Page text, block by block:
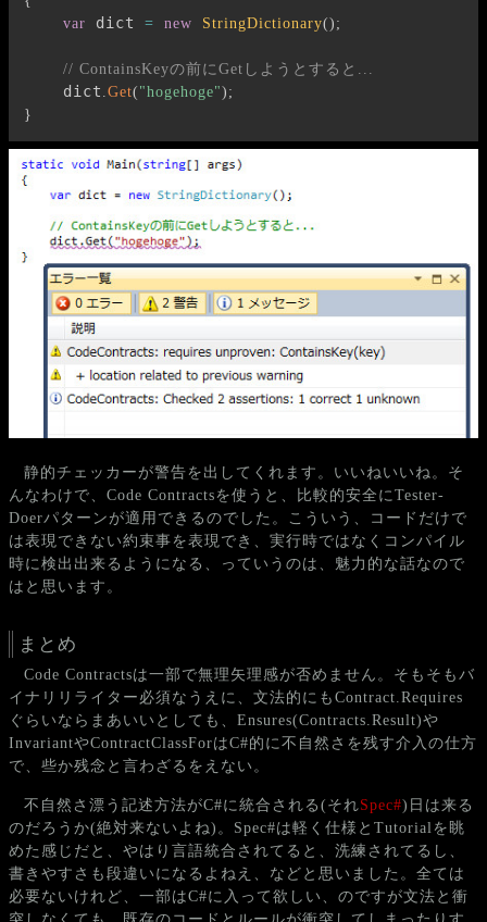
var dict = new StringDictionary() ;
// ContainsKeyの前にGetしようとすると...
    dict
Get( "hogehoge") ;
}
静的チェッカーが警告を出してくれます。いいねいいね。そ
んなわけで、Code Contractsを使うと、比較的安全にTester-
Doerパターンが適用できるのでした。こういう、コードだけで
は表現できない約束事を表現でき、実行時ではなくコンパイル
時に検出出来るようになる、っていうのは、魅力的な話なので
はと思います。
まとめ
Code Contractsは一部で無理矢理感が否めません。そもそもバ
イナリリライター必須なうえに、文法的にもContract.Requires
ぐらいならまあいいとしても、Ensures(Contracts.Result)や
InvariantやContractClassForはC#的に不自然さを残す介入の仕方
で、些か残念と言わざるをえない。
不自然さ漂う記述方法がC#に統合される(それSpec#)日は来る
のだろうか(絶対来ないよね)。Spec#は軽く仕様とTutorialを眺
めた感じだと、やはり言語統合されてると、洗練されてるし、
書きやすさも段違いになるよねえ、などと思いました。全ては
必要ないけれど、一部はC#に入って欲しい、のですが文法と衝